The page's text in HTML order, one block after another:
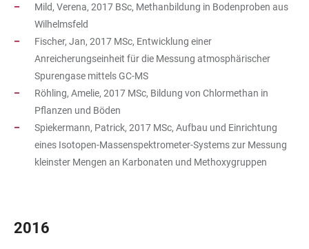
Mild, Verena, 2017 BSc, Methanbildung in Bodenproben aus
Wilhelmsfeld
Fischer, Jan, 2017 MSc, Entwicklung einer
Anreicherungseinheit für die Messung atmosphärischer
Spurengase mittels GC-MS
Röhling, Amelie, 2017 MSc, Bildung von Chlormethan in
Pflanzen und Böden
Spiekermann, Patrick, 2017 MSc, Aufbau und Einrichtung
eines Isotopen-Massenspektrometer-Systems zur Messung
kleinster Mengen an Karbonaten und Methoxygruppen
2016